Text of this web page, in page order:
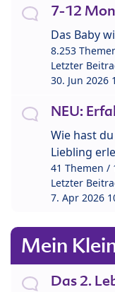
7-12
Das Baby
8.253
Letzter
30. Jun 2026
NEU:
Wie hast
Liebling
41 Themen /
Letzter
7. Apr 2026
Mein
Das 2.